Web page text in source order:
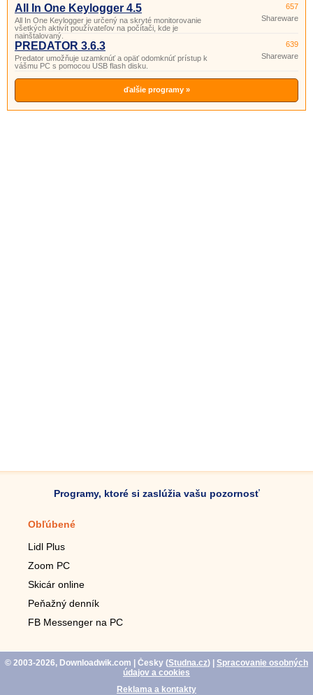
All In One Keylogger 4.5
All In One Keylogger je určený na skryté monitorovanie
všetkých aktivít používateľov na počítači, kde je
nainštalovaný.
657
Shareware
PREDATOR 3.6.3
Predator umožňuje uzamknúť a opäť odomknúť prístup k
vášmu PC s pomocou USB flash disku.
639
Shareware
ďalšie programy »
Programy, ktoré si zaslúžia vašu pozornosť
Obľúbené
Lidl Plus
Zoom PC
Skicár online
Peňažný denník
FB Messenger na PC
© 2003-2026, Downloadwik.com | Česky (Studna.cz)
Spracovanie osobných
údajov a cookies
Reklama a kontakty